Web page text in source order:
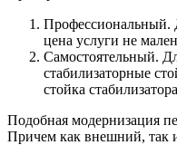
Профессиональный.
цена услуги не
Самостоятельный.
стабилизаторные
стойка
Подобная модернизация
Причем как внешний, так